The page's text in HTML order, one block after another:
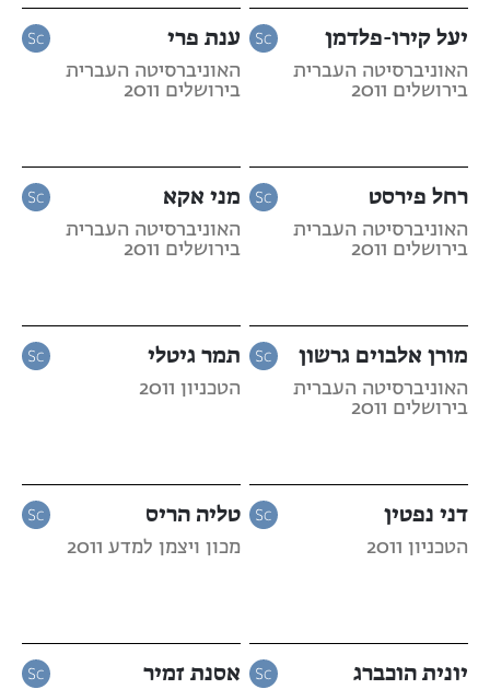
יעל קירו-פלדמן
האוניברסיטה העברית
בירושלים 2011
ענת פרי
האוניברסיטה העברית
בירושלים 2011
רחל פירסט
האוניברסיטה העברית
בירושלים 2011
מני אקא
האוניברסיטה העברית
בירושלים 2011
מורן אלבוים גרשון
האוניברסיטה העברית
בירושלים 2011
תמר גיטלי
הטכניון 2011
דני נפטין
הטכניון 2011
טליה הריס
מכון ויצמן למדע 2011
יונית הוכברג אסנת זמיר